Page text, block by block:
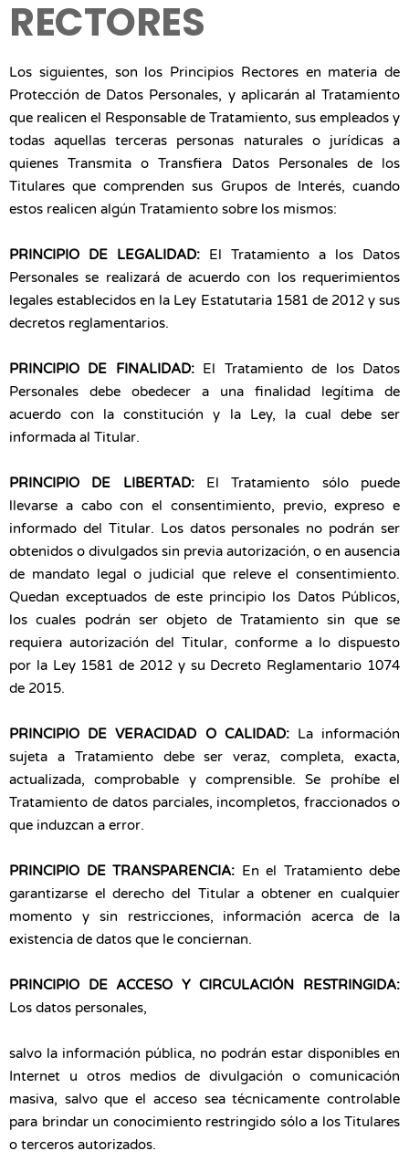
RECTORES
Los siguientes, son los Principios Rectores en materia de
Protección de Datos Personales, y aplicarán al Tratamiento
que realicen el Responsable de Tratamiento, sus empleados y
todas aquellas terceras personas naturales o jurídicas a
quienes Transmita o Transfiera Datos Personales de los
Titulares que comprenden sus Grupos de Interés, cuando
estos realicen algún Tratamiento sobre los mismos:
PRINCIPIO DE LEGALIDAD: El Tratamiento a los Datos
Personales se realizará de acuerdo con los requerimientos
legales establecidos en la Ley Estatutaria 1581 de 2012 y sus
decretos reglamentarios.
PRINCIPIO DE FINALIDAD: El Tratamiento de los Datos
Personales debe obedecer a una finalidad legítima de
acuerdo con la constitución y la Ley, la cual debe ser
informada al Titular.
PRINCIPIO DE LIBERTAD: El Tratamiento sólo puede
llevarse a cabo con el consentimiento, previo, expreso e
informado del Titular. Los datos personales no podrán ser
obtenidos o divulgados sin previa autorización, o en ausencia
de mandato legal o judicial que releve el consentimiento.
Quedan exceptuados de este principio los Datos Públicos,
los cuales podrán ser objeto de Tratamiento sin que se
requiera autorización del Titular, conforme a lo dispuesto
por la Ley 1581 de 2012 y su Decreto Reglamentario 1074
de 2015.
PRINCIPIO DE VERACIDAD O CALIDAD: La información
sujeta a Tratamiento debe ser veraz, completa, exacta,
actualizada, comprobable y comprensible. Se prohíbe el
Tratamiento de datos parciales, incompletos, fraccionados o
que induzcan a error.
PRINCIPIO DE TRANSPARENCIA: En el Tratamiento debe
garantizarse el derecho del Titular a obtener en cualquier
momento y sin restricciones, información acerca de la
existencia de datos que le conciernan.
PRINCIPIO DE ACCESO Y CIRCULACIÓN RESTRINGIDA:
Los datos personales,
salvo la información pública, no podrán estar disponibles en
Internet u otros medios de divulgación o comunicación
masiva, salvo que el acceso sea técnicamente controlable
para brindar un conocimiento restringido sólo a los Titulares
o terceros autorizados.